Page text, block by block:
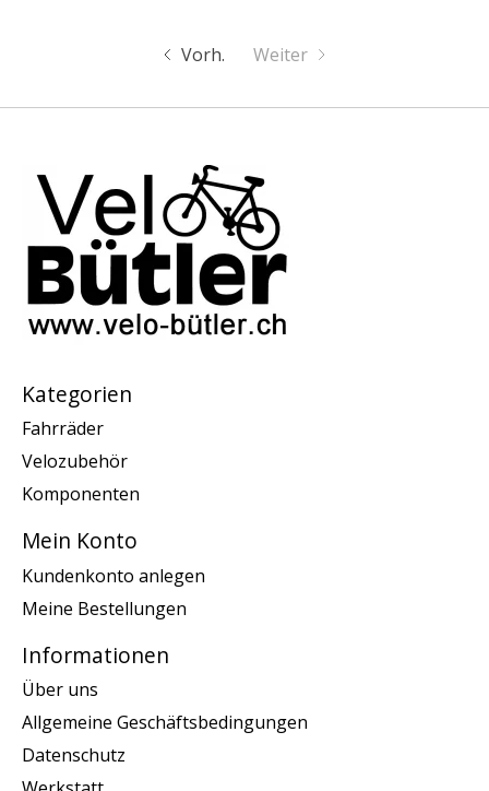
Vorh. Weiter
Kategorien
Fahrräder
Velozubehör
Komponenten
Mein Konto
Kundenkonto anlegen
Meine Bestellungen
Informationen
Über uns
Allgemeine Geschäftsbedingungen
Datenschutz